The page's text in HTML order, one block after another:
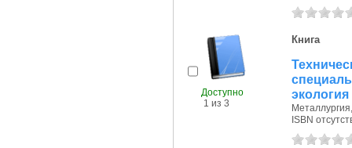
Доступно
1 из 3
Книга
ISBN